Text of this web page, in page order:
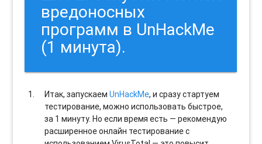
вредоносных
программ в UnHackMe
(1 минута).
Итак, запускаемUnHackMe, и сразу стартуем
тестирование, можно использовать быстрое,
за 1 минуту. Но если время есть — рекомендую
расширенное онлайн тестирование с